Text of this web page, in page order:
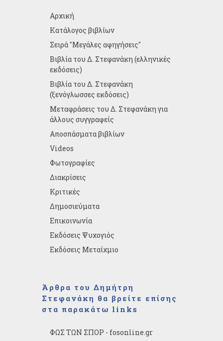
Αρχική
Κατάλογος βιβλίων
Σειρά "Μεγάλες αφηγήσεις"
Βιβλία του Δ. Στεφανάκη (ελληνικές
εκδόσεις)
Βιβλία του Δ. Στεφανάκη
(ξενόγλωσσες εκδόσεις)
Μεταφράσεις του Δ. Στεφανάκη για
άλλους συγγραφείς
Αποσπάσματα βιβλίων
Videos
Φωτογραφίες
Διακρίσεις
Κριτικές
Δημοσιεύματα
Επικοινωνία
Εκδόσεις Ψυχογιός
Εκδόσεις Μεταίχμιο
Άρθρα του Δημήτρη
Στεφανάκη θα βρείτε επίσης
στα παρακάτω links
ΦΩΣ ΤΩΝ ΣΠΟΡ - fosonline.gr